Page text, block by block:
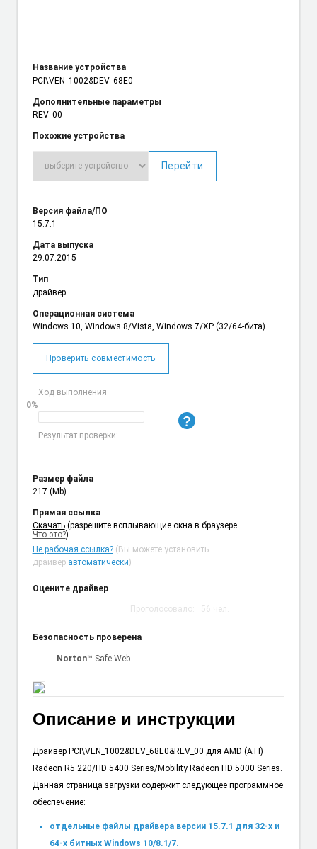
Название устройства
PCI\VEN_1002&DEV_68E0
Дополнительные параметры
REV_00
Похожие устройства
Перейти
Версия файла/ПО
15.7.1
Дата выпуска
29.07.2015
Тип
драйвер
Операционная система
Windows 10, Windows 8/Vista, Windows 7/XP (32/64-бита)
Проверить совместимость
Ход выполнения
0%
Результат проверки:
Размер файла
217 (Mb)
Прямая ссылка
Cкачать (разрешите всплывающие окна в браузере.
Что это?)
Не рабочая ссылка?(Вы можете установить
драйвер автоматически)
Оцените драйвер
Проголосовало: 56 чел.
Безопасность проверена
Norton™ Safe Web
Описание и инструкции
Драйвер PCI\VEN_1002&DEV_68E0&REV_00 для AMD (ATI)
Radeon R5 220/HD 5400 Series/Mobility Radeon HD 5000 Series.
Данная страница загрузки содержит следующее программное
обеспечение:
отдельные файлы драйвера версии 15.7.1 для 32-х и
64-х битных Windows 10/8.1/7.